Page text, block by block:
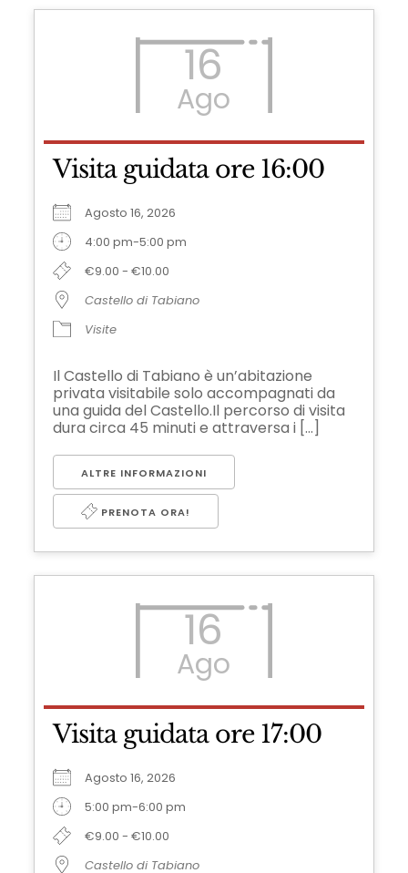
16
Ago
Visita guidata ore 16:00
Agosto 16, 2026
4:00 pm-5:00 pm
€9.00 - €10.00
Castello di Tabiano
Visite
Il Castello di Tabiano è un’abitazione
privata visitabile solo accompagnati da
una guida del Castello.Il percorso di visita
dura circa 45 minuti e attraversa i [...]
ALTRE INFORMAZIONI
PRENOTA ORA!
16
Ago
Visita guidata ore 17:00
Agosto 16, 2026
5:00 pm-6:00 pm
€9.00 - €10.00
Castello di Tabiano